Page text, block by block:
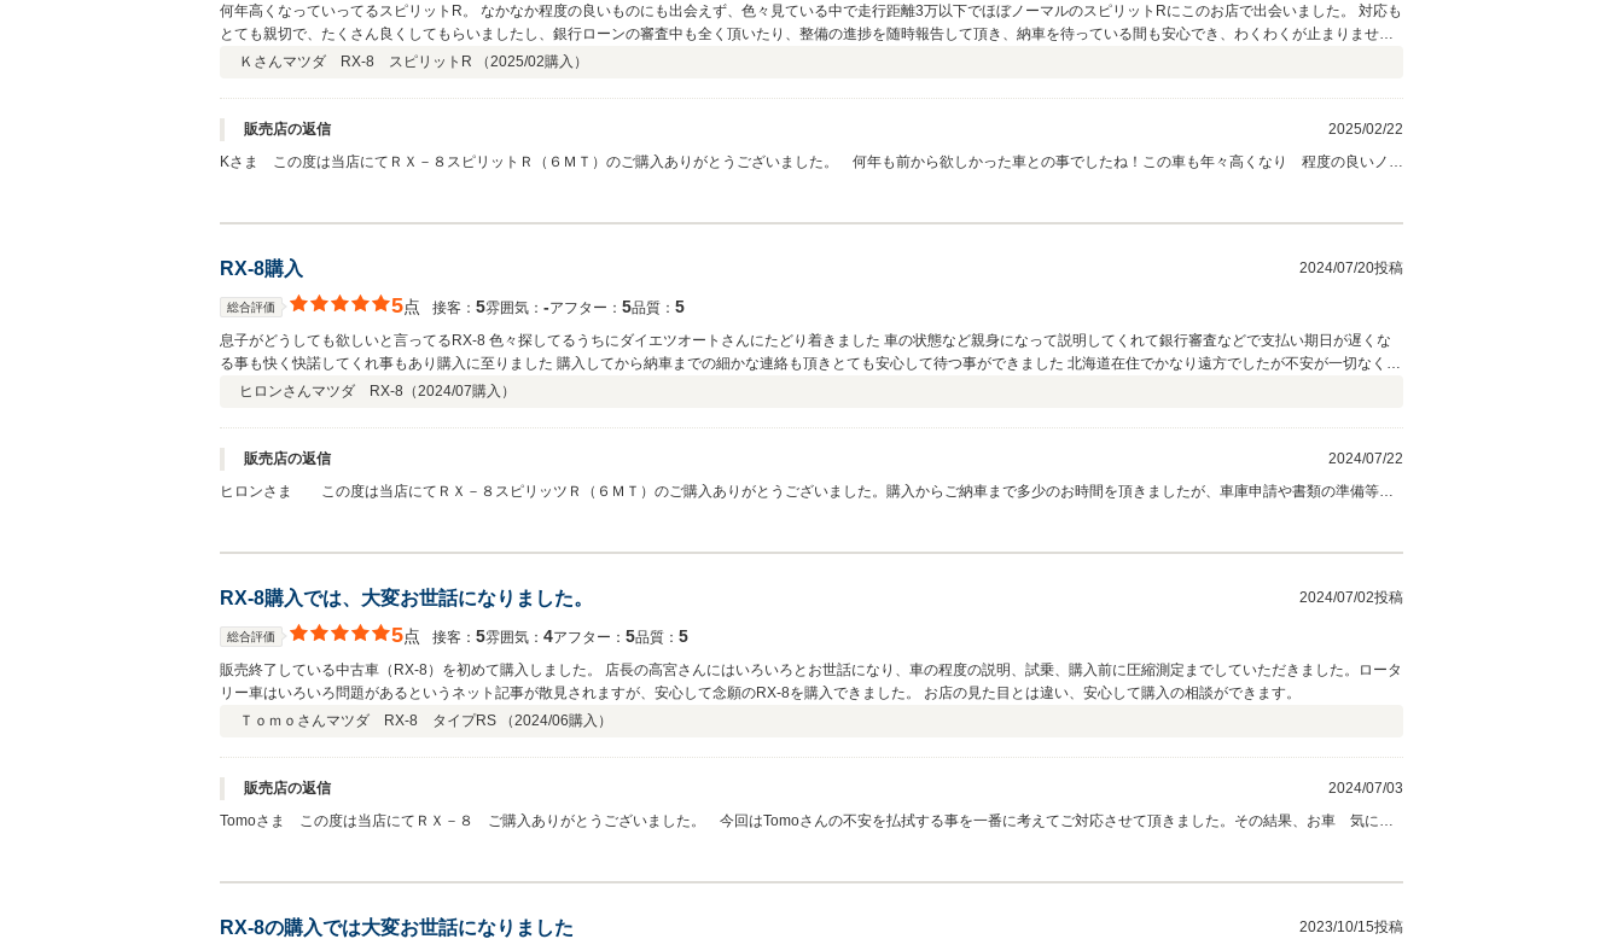
何年高くなっていってるスピリットR。 なかなか程度の良いものにも出会えず、色々見ている中で走行距離3万以下でほぼノーマルのスピリットRにこのお店で出会いました。 対応も
とても親切で、たくさん良くしてもらいましたし、銀行ローンの審査中も全く頂いたり、整備の進捗を随時報告して頂き、納車を待っている間も安心でき、わくわくが止まりません
でした。 本当に親切に対応して頂き、ありがとうございました。 また、次の車を買う時は相談させて頂きます。
Ｋさんマツダ RX-8 スピリットR （2025/02購入）
販売店の返信
2025/02/22
Kさま この度は当店にてＲＸ－８スピリットＲ（６ＭＴ）のご購入ありがとうございました。 何年も前から欲しかった車との事でしたね！この車も年々高くなり 程度の良いノー
RX-8購入 2024/07/20投稿
総合評価 5点 接客： 5雰囲気： ‐アフター： 5品質： 5
息子がどうしても欲しいと言ってるRX-8 色々探してるうちにダイエツオートさんにたどり着きました 車の状態など親身になって説明してくれて銀行審査などで支払い期日が遅くな
る事も快く快諾してくれ事もあり購入に至りました 購入してから納車までの細かな連絡も頂きとても安心して待つ事ができました 北海道在住でかなり遠方でしたが不安が一切なく納
車日を迎えいざ車を目の前にするととても程度が良く綺麗な状態でした 息子も大満足しています お世話になりました高宮さん本当にありがとうございました 機会がありましたら次
ヒロンさんマツダ RX-8（2024/07購入）
販売店の返信
2024/07/22
ヒロンさま この度は当店にてＲＸ－８スピリッツＲ（６ＭＴ）のご購入ありがとうございました。購入からご納車まで多少のお時間を頂きましたが、車庫申請や書類の準備等も
RX-8購入では、大変お世話になりました。 2024/07/02投稿
総合評価 5点 接客： 5雰囲気： 4アフター： 5品質： 5
販売終了している中古車（RX-8）を初めて購入しました。 店長の高宮さんにはいろいろとお世話になり、車の程度の説明、試乗、購入前に圧縮測定までしていただきました。ロータ
リー車はいろいろ問題があるというネット記事が散見されますが、安心して念願のRX-8を購入できました。 お店の見た目とは違い、安心して購入の相談ができます。
Ｔｏｍｏさんマツダ RX-8 タイプRS （2024/06購入）
販売店の返信
2024/07/03
Tomoさま この度は当店にてＲＸ－８ ご購入ありがとうございました。 今回はTomoさんの不安を払拭する事を一番に考えてご対応させて頂きました。その結果、お車 気に入
RX-8の購入では大変お世話になりました 2023/10/15投稿